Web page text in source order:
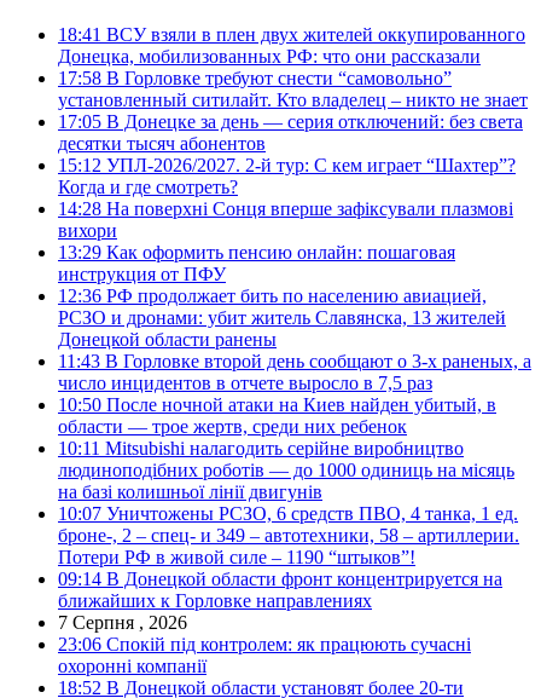
18:41 ВСУ взяли в плен двух жителей оккупированного
Донецка, мобилизованных РФ: что они рассказали
17:58 В Горловке требуют снести “самовольно”
установленный ситилайт. Кто владелец – никто не знает
17:05 В Донецке за день — серия отключений: без света
десятки тысяч абонентов
15:12 УПЛ-2026/2027. 2-й тур: С кем играет “Шахтер”?
Когда и где смотреть?
14:28 На поверхні Сонця вперше зафіксували плазмові
вихори
13:29 Как оформить пенсию онлайн: пошаговая
инструкция от ПФУ
12:36 РФ продолжает бить по населению авиацией,
РСЗО и дронами: убит житель Славянска, 13 жителей
Донецкой области ранены
11:43 В Горловке второй день сообщают о 3-х раненых, а
число инцидентов в отчете выросло в 7,5 раз
10:50 После ночной атаки на Киев найден убитый, в
области — трое жертв, среди них ребенок
10:11 Mitsubishi налагодить серійне виробництво
людиноподібних роботів — до 1000 одиниць на місяць
на базі колишньої лінії двигунів
10:07 Уничтожены РСЗО, 6 средств ПВО, 4 танка, 1 ед.
броне-, 2 – спец- и 349 – автотехники, 58 – артиллерии.
Потери РФ в живой силе – 1190 “штыков”!
09:14 В Донецкой области фронт концентрируется на
ближайших к Горловке направлениях
7 Серпня , 2026
23:06 Спокій під контролем: як працюють сучасні
охоронні компанії
18:52 В Донецкой области установят более 20-ти